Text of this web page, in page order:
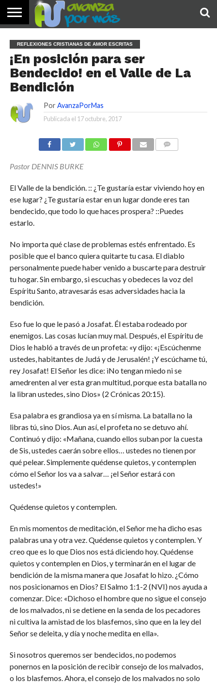
PALABRA
DE HOY
DEVOCIONALES
NOTICIAS
TESTIMONIOS
ORACIONES
SOBRE
NOSOTROS
IMÁGENES
REFLEXIONES CRISTIANAS DE AMOR ESCRITAS
¡En posición para ser
Bendecido! en el Valle de La
Bendición
Por AvanzaPorMas
Publicada el 17 octubre, 2017
Pastor DENNIS BURKE
El Valle de la bendición. :: ¿Te gustaría estar viviendo hoy en
ese lugar? ¿Te gustaría estar en un lugar donde eres tan
bendecido, que todo lo que haces prospera? ::Puedes
estarlo.
No importa qué clase de problemas estés enfrentado. Es
posible que el banco quiera quitarte tu casa. El diablo
personalmente puede haber venido a buscarte para destruir
tu hogar. Sin embargo, si escuchas y obedeces la voz del
Espíritu Santo, atravesarás esas adversidades hacia la
bendición.
Eso fue lo que le pasó a Josafat. Él estaba rodeado por
enemigos. Las cosas lucían muy mal. Después, el Espíritu de
Dios le habló a través de un profeta: «y dijo: «¡Escúchenme
ustedes, habitantes de Judá y de Jerusalén! ¡Y escúchame tú,
rey Josafat! El Señor les dice: ìNo tengan miedo ni se
amedrenten al ver esta gran multitud, porque esta batalla no
la libran ustedes, sino Dios» (2 Crónicas 20:15).
Esa palabra es grandiosa ya en sí misma. La batalla no la
libras tú, sino Dios. Aun así, el profeta no se detuvo ahí.
Continuó y dijo: «Mañana, cuando ellos suban por la cuesta
de Sis, ustedes caerán sobre ellos… ustedes no tienen por
qué pelear. Simplemente quédense quietos, y contemplen
cómo el Señor los va a salvar… ¡el Señor estará con
ustedes!»
Quédense quietos y contemplen.
En mis momentos de meditación, el Señor me ha dicho esas
palabras una y otra vez. Quédense quietos y contemplen. Y
creo que es lo que Dios nos está diciendo hoy. Quédense
quietos y contemplen en Dios, y terminarán en el lugar de
bendición de la misma manera que Josafat lo hizo. ¿Cómo
nos posicionamos en Dios? El Salmo 1:1-2 (NVI) nos ayuda a
comenzar. Dice: «Dichoso el hombre que no sigue el consejo
de los malvados, ni se detiene en la senda de los pecadores
ni cultiva la amistad de los blasfemos, sino que en la ley del
Señor se deleita, y día y noche medita en ella».
Si nosotros queremos ser bendecidos, no podemos
ponernos en la posición de recibir consejo de los malvados,
o los blasfemos. Ahora, el consejo de los malvados no solo